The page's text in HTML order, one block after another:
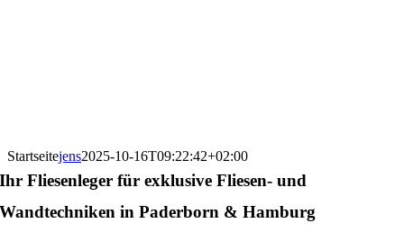
Startseitejens2025-10-16T09:22:42+02:00
Ihr Fliesenleger für exklusive Fliesen- und
Wandtechniken in Paderborn & Hamburg